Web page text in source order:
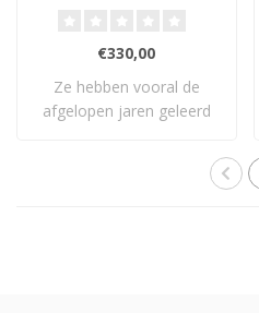
€330,00
Ze hebben vooral de
afgelopen jaren geleerd